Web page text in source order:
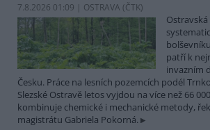
7.8.2026 01:09 | OSTRAVA (ČTK)
Ostravská
patří k
invazním
Česku. Práce na lesních pozemcích podél
Slezské Ostravě letos vyjdou na více než 66
kombinuje chemické i mechanické metody,
magistrátu Gabriela Pokorná.